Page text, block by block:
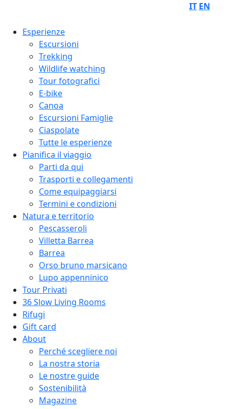
IT EN
Esperienze
Escursioni
Trekking
Wildlife watching
Tour fotografici
E-bike
Canoa
Escursioni Famiglie
Ciaspolate
Tutte le esperienze
Pianifica il viaggio
Parti da qui
Trasporti e collegamenti
Come equipaggiarsi
Termini e condizioni
Natura e territorio
Pescasseroli
Villetta Barrea
Barrea
Orso bruno marsicano
Lupo appenninico
Tour Privati
36 Slow Living Rooms
Rifugi
Gift card
About
Perché scegliere noi
La nostra storia
Le nostre guide
Sostenibilità
Magazine